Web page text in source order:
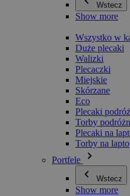
Wstecz
Show more
Wszystko w
Duże plecaki
Walizki
Plecaczki
Miejskie
Skórzane
Eco
Plecaki
Torby
Plecaki na
Torby na
Portfele
Wstecz
Show more